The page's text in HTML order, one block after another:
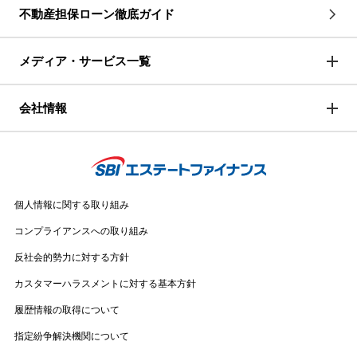
不動産担保ローン徹底ガイド
メディア・サービス一覧
会社情報
個人情報に関する取り組み
コンプライアンスへの取り組み
反社会的勢力に対する方針
カスタマーハラスメントに対する基本方針
履歴情報の取得について
指定紛争解決機関について